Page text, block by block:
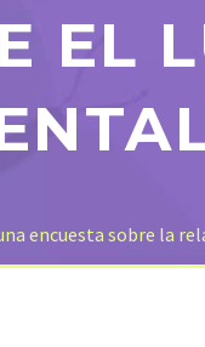
EL
encuesta sobre la